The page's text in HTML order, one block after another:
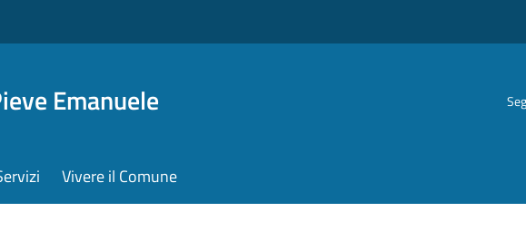
Emanuele
Vivere il Comune